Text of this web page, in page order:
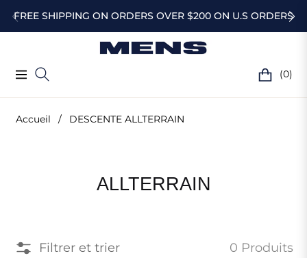
FREE SHIPPING ON ORDERS OVER $200 ON U.S ORDERS
Navigation Chariot
(0)
Accueil / DESCENTE ALLTERRAIN
Collection
ALLTERRAIN
Filtrer et trier 0 Produits